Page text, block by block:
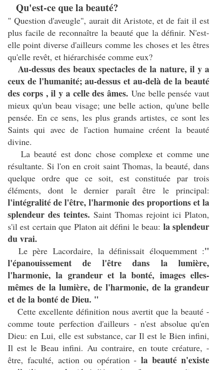
Qu'est-ce que la beauté?
" Question d'aveugle", aurait dit Aristote, et de fait il est
plus facile de reconnaître la beauté que la définir. N'est-
elle point diverse d'ailleurs comme les choses et les êtres
qu'elle revêt, et hiérarchisée comme eux?
Au-dessus des beaux spectacles de la nature, il y a
ceux de l'humanité; au-dessus et au-delà de la beauté
des corps , il y a celle des âmes. Une belle pensée vaut
mieux qu'un beau visage; une belle action, qu'une belle
pensée. En ce sens, les plus grands artistes, ce sont les
Saints qui avec de l'action humaine créent la beauté
divine.
La beauté est donc chose complexe et comme une
résultante. Si l'on en croit saint Thomas, la beauté, dans
quelque ordre que ce soit, est constituée par trois
éléments, dont le dernier paraît être le principal:
l'intégralité de l'être, l'harmonie des proportions et la
splendeur des teintes. Saint Thomas rejoint ici Platon,
s'il est certain que Platon ait défini le beau: la splendeur
du vrai.
Le père Lacordaire, la définissait éloquemment :"
l'épanouissement de l'être dans la lumière,
l'harmonie, la grandeur et la bonté, images elles-
mêmes de la lumière, de l'harmonie, de la grandeur
et de la bonté de Dieu. "
Cette excellente définition nous avertit que la beauté -
comme toute perfection d'ailleurs - n'est absolue qu'en
Dieu: en Lui, elle est substance, car Il est le Bien infini,
Il est le Beau infini. Au contraire, en toute créature, -
être, faculté, action ou opération -la beauté n'existe